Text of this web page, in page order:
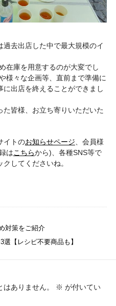
去出店した中で最大規模のイ
在庫を用意するのが大変でし
様々な企画等、直前まで準備に
出店を終えることができまし
皆様、お立ち寄りいただいた
イトのお知らせページ、会員様
はこちらから)、各種SNS等で
してくださいね。
対策をご紹介
【レシピ不要商品も】
ありません。
※ が付いてい